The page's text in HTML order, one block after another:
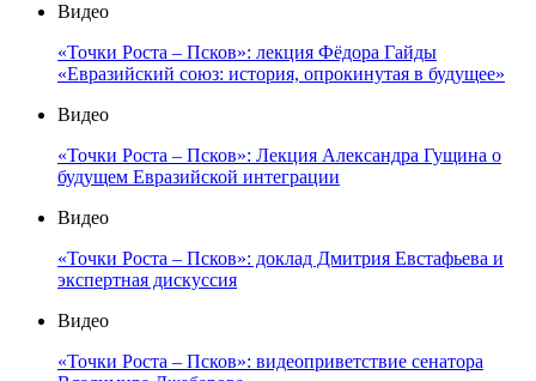
Видео
«Точки Роста – Псков»: лекция Фёдора Гайды
«Евразийский союз: история, опрокинутая в будущее»
Видео
«Точки Роста – Псков»: Лекция Александра Гущина о
будущем Евразийской интеграции
Видео
«Точки Роста – Псков»: доклад Дмитрия Евстафьева и
экспертная дискуссия
Видео
«Точки Роста – Псков»: видеоприветствие сенатора